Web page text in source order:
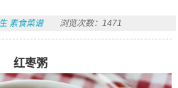
素食菜谱 浏览次数：1471
红枣粥